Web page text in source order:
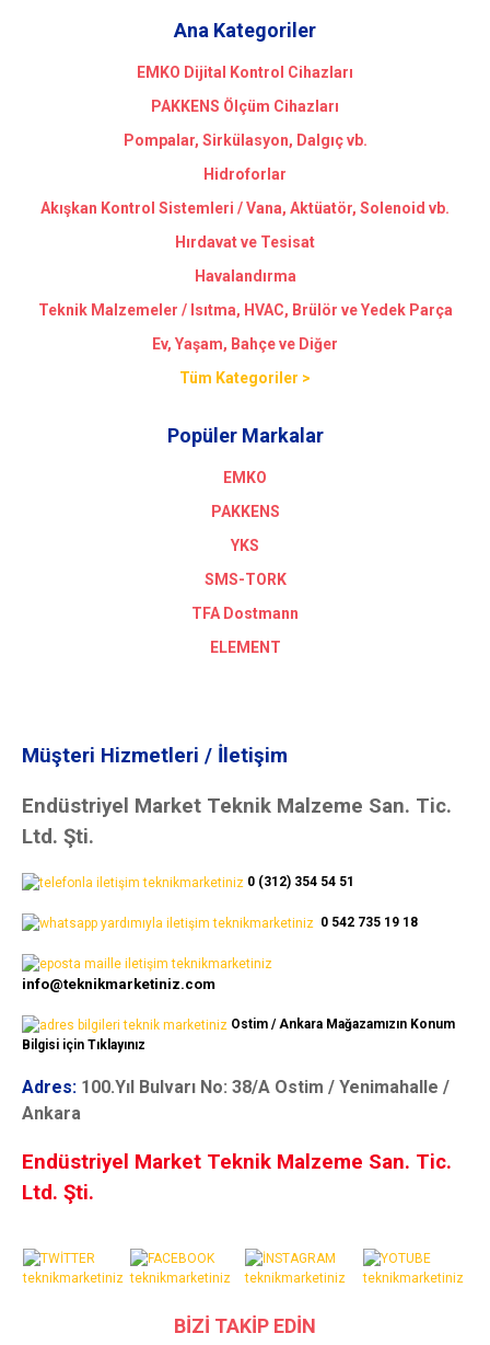
Ana Kategoriler
EMKO Dijital Kontrol Cihazları
PAKKENS Ölçüm Cihazları
Pompalar, Sirkülasyon, Dalgıç vb.
Hidroforlar
Akışkan Kontrol Sistemleri / Vana, Aktüatör, Solenoid vb.
Hırdavat ve Tesisat
Havalandırma
Teknik Malzemeler / Isıtma, HVAC, Brülör ve Yedek Parça
Ev, Yaşam, Bahçe ve Diğer
Tüm Kategoriler >
Popüler Markalar
EMKO
PAKKENS
YKS
SMS-TORK
TFA Dostmann
ELEMENT
Müşteri Hizmetleri / İletişim
Endüstriyel Market Teknik Malzeme San. Tic.
Ltd. Şti.
0 (312) 354 54 51
0 542 735 19 18
info@teknikmarketiniz.com
Ostim / Ankara Mağazamızın Konum
Bilgisi için Tıklayınız
Adres: 100.Yıl Bulvarı No: 38/A Ostim / Yenimahalle /
Ankara
Endüstriyel Market Teknik Malzeme San. Tic.
Ltd. Şti.
BİZİ TAKİP EDİN